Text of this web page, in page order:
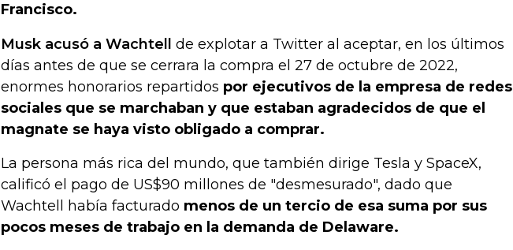
Francisco.
Musk acusó a Wachtell
de explotar a Twitter al aceptar, en los últimos
días antes de que se cerrara la compra el 27 de octubre de 2022,
enormes honorarios repartidos por ejecutivos de la empresa de redes
sociales que se marchaban y que estaban agradecidos de que el
magnate se haya visto obligado a comprar.
La persona más rica del mundo, que también dirige Tesla y SpaceX,
calificó el pago de US$90 millones de "desmesurado", dado que
Wachtell había facturado menos de un tercio de esa suma por sus
pocos meses de trabajo en la demanda de Delaware.